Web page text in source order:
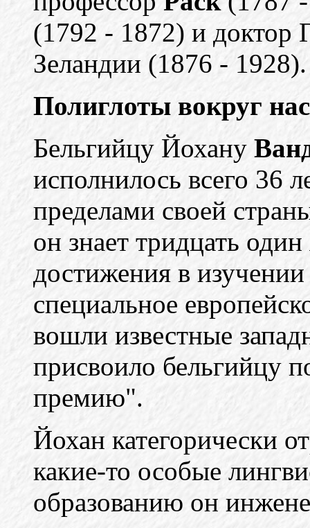
(1792 - 1872) и доктор
Зеландии (1876 - 1928).
Полиглоты вокруг нас
Бельгийцу Йохану
исполнилось всего 36
пределами своей
он знает тридцать
достижения в
специальное
вошли известные
присвоило бельгийцу
премию".
Йохан категорически
какие-то особые
образованию он